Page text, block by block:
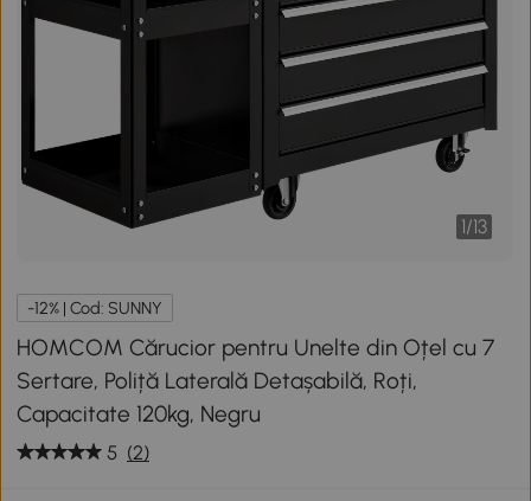
1/13
-12% | Cod: SUNNY
HOMCOM Cărucior pentru Unelte din Oțel cu 7
Sertare, Poliță Laterală Detașabilă, Roți,
Capacitate 120kg, Negru
5 (2)